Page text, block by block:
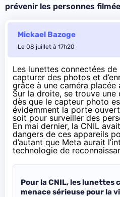
prévenir les personnes
Mickael Bazoge
Le 08 juillet à 17h20
Les lunettes connectées
capturer des photos et
grâce à une caméra placée
Sur la droite, se trouve une
dès que le capteur photo
évidemment la porte
soit pour surveiller des
En mai dernier, la CNIL
dangers de ces appareils
d’autant que Meta aurait
technologie de
Pour la CNIL, les lunettes
menace sérieuse pour la